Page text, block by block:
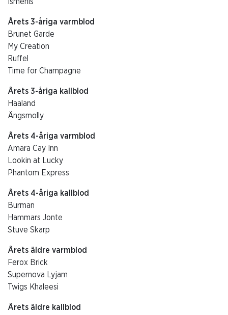
Årets 3-åriga varmblod
Brunet Garde
My Creation
Ruffel
Time for Champagne
Årets 3-åriga kallblod
Haaland
Ängsmolly
Årets 4-åriga varmblod
Amara Cay Inn
Lookin at Lucky
Phantom Express
Årets 4-åriga kallblod
Burman
Hammars Jonte
Stuve Skarp
Årets äldre varmblod
Ferox Brick
Supernova Lyjam
Twigs Khaleesi
Årets äldre kallblod